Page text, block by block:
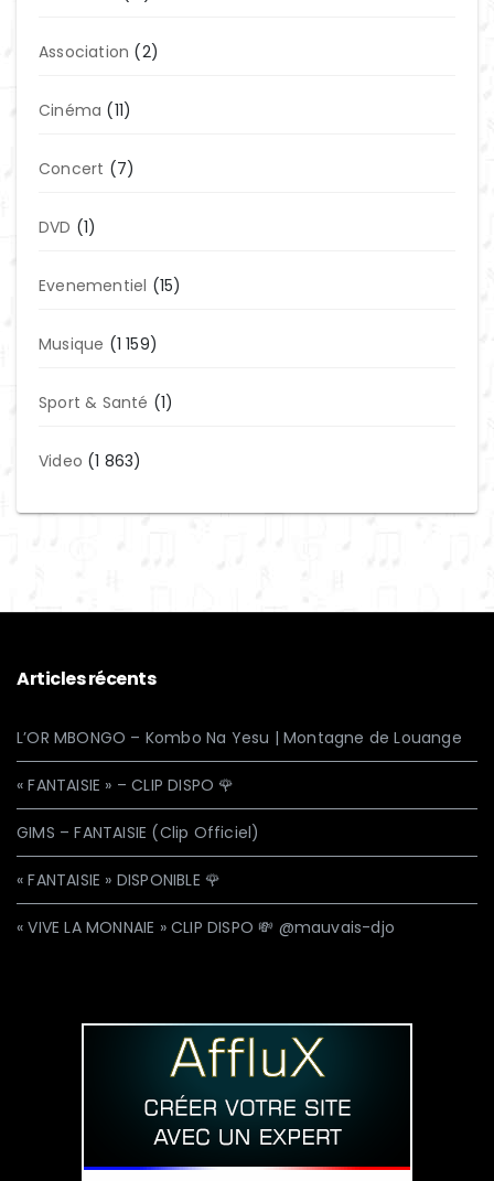
Association (2)
Cinéma (11)
Concert (7)
DVD (1)
Evenementiel (15)
Musique (1 159)
Sport & Santé (1)
Video (1 863)
Articles récents
L’OR MBONGO – Kombo Na Yesu | Montagne de Louange
« FANTAISIE » – CLIP DISPO 🌹
GIMS – FANTAISIE (Clip Officiel)
« FANTAISIE » DISPONIBLE 🌹
« VIVE LA MONNAIE » CLIP DISPO 💸 @mauvais-djo